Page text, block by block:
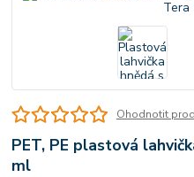
Ohodnotit
PET, PE plastová
ml